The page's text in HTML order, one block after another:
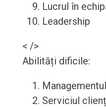
Lucrul în
Leadership
< />
Abilități dificile:
Serviciul